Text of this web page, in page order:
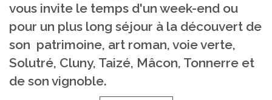
vous invite le temps d'un week-end ou
pour un plus long séjour à la découvert de
son patrimoine, art roman, voie verte,
Solutré, Cluny, Taizé, Mâcon, Tonnerre et
de son vignoble.